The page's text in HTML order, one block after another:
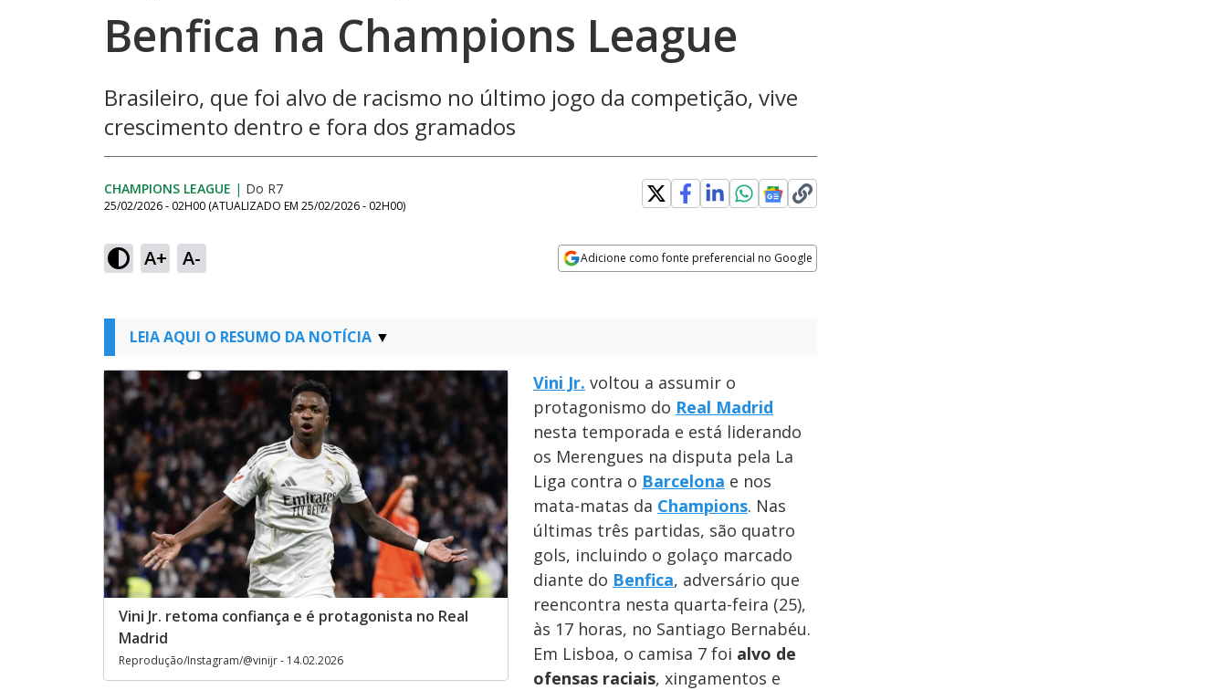
Benfica na Champions League
Brasileiro, que foi alvo de racismo no último jogo da competição, vive
crescimento dentro e fora dos gramados
CHAMPIONS LEAGUE | Do R7
25/02/2026 - 02H00 (ATUALIZADO EM 25/02/2026 - 02H00)
A+ A- Adicione como fonte preferencial no Google
LEIA AQUI O RESUMO DA NOTÍCIA
Vini Jr. retoma confiança e é protagonista no Real
Madrid
Reprodução/Instagram/@vinijr - 14.02.2026
Vini Jr. voltou a assumir o
protagonismo do Real Madrid
nesta temporada e está liderando
os Merengues na disputa pela La
Liga contra o Barcelona e nos
mata-matas da Champions. Nas
últimas três partidas, são quatro
gols, incluindo o golaço marcado
diante do Benfica, adversário que
reencontra nesta quarta-feira (25),
às 17 horas, no Santiago Bernabéu.
Em Lisboa, o camisa 7 foi alvo de
ofensas raciais, xingamentos e